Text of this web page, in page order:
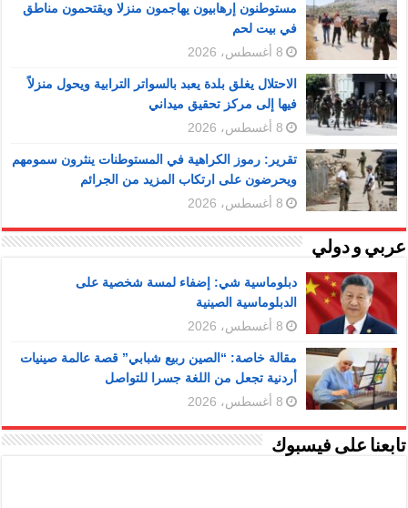
مستوطنون إرهابيون يهاجمون منزلا ويقتحمون مناطق
في بيت لحم
8 أغسطس، 2026
الاحتلال يغلق بلدة يعبد بالسواتر الترابية ويحول منزلاً
فيها إلى مركز تحقيق ميداني
8 أغسطس، 2026
تقرير: رموز الكراهية في المستوطنات ينثرون سمومهم
ويحرضون على ارتكاب المزيد من الجرائم
8 أغسطس، 2026
عربي و دولي
دبلوماسية شي: إضفاء لمسة شخصية على
الدبلوماسية الصينية
8 أغسطس، 2026
مقالة خاصة: “الصين ربيع شبابي” قصة عالمة صينيات
أردنية تجعل من اللغة جسرا للتواصل
8 أغسطس، 2026
تابعنا على فيسبوك